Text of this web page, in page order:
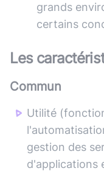
grands
certains
Les
Commun
Utilité
gestion des
d'applications